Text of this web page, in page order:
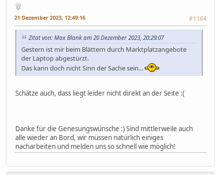
21 Dezember 2023, 12:49:16 #1164
Zitat von: Max Blank am 20 Dezember 2023, 20:29:07
Gestern ist mir beim Blättern durch Marktplatzangebote
der Laptop abgestürzt.
Das kann doch nicht Sinn der Sache sein...
Schätze auch, dass liegt leider nicht direkt an der Seite :(
Danke für die Genesungswünsche :) Sind mittlerweile auch
alle wieder an Bord, wir müssen natürlich einiges
nacharbeiten und melden uns so schnell wie möglich!